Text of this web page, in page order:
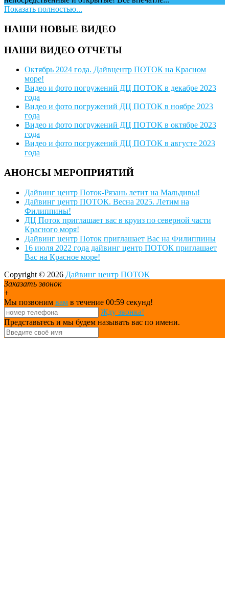
Показать полностью...
НАШИ НОВЫЕ ВИДЕО
НАШИ ВИДЕО ОТЧЕТЫ
Октябрь 2024 года. Дайвцентр ПОТОК на Красном
море!
Видео и фото погружений ДЦ ПОТОК в декабре 2023
года
Видео и фото погружений ДЦ ПОТОК в ноябре 2023
года
Видео и фото погружений ДЦ ПОТОК в октябре 2023
года
Видео и фото погружений ДЦ ПОТОК в августе 2023
года
АНОНСЫ МЕРОПРИЯТИЙ
Дайвинг центр Поток-Рязань летит на Мальдивы!
Дайвинг центр ПОТОК. Весна 2025. Летим на
Филиппины!
ДЦ Поток приглашает вас в круиз по северной части
Красного моря!
Дайвинг центр Поток приглашает Вас на Филиппины
16 июля 2022 года дайвинг центр ПОТОК приглашает
Вас на Красное море!
Copyright © 2026 Дайвинг центр ПОТОК
Заказать звонок
+
Мы позвоним вам в течение 00:59 секунд!
Жду звонка!
Представьтесь и мы будем называть вас по имени.